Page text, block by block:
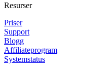
Resurser
Priser
Support
Blogg
Affiliateprogram
Systemstatus